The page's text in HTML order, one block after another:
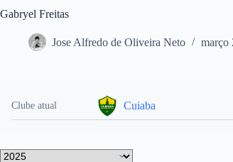
Gabryel Freitas
Jose Alfredo de Oliveira Neto março
Clube atual Cuiaba